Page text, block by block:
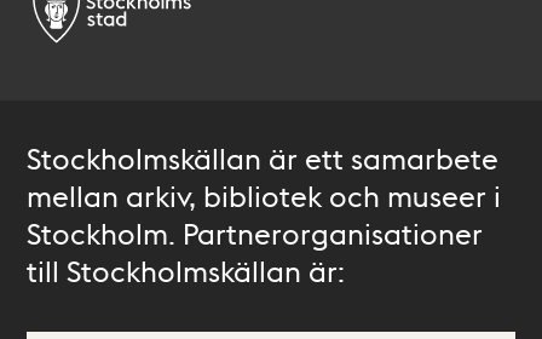
Stockholmskällan är ett samarbete
mellan arkiv, bibliotek och museer i
Stockholm. Partnerorganisationer
till Stockholmskällan är: